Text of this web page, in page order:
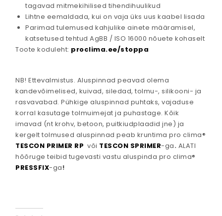
tagavad mitmekihilised tihendihuulikud
Lihtne eemaldada, kui on vaja üks uus kaabel lisada
Parimad tulemused kahjulike ainete määramisel,
katsetused tehtud AgBB / ISO 16000 nõuete kohaselt
Toote koduleht: proclima.ee/stoppa
NB! Ettevalmistus. Aluspinnad peavad olema
kandevõimelised, kuivad, siledad, tolmu-, silikooni- ja
rasvavabad. Pühkige aluspinnad puhtaks, vajaduse
korral kasutage tolmuimejat ja puhastage. Kõik
imavad (nt krohv, betoon, puitkiudplaadid jne) ja
kergelt tolmused aluspinnad peab kruntima pro clima®
TESCON PRIMER RP või TESCON SPRIMER-ga. ALATI
hõõruge teibid tugevasti vastu aluspinda pro clima®
PRESSFIX-ga!